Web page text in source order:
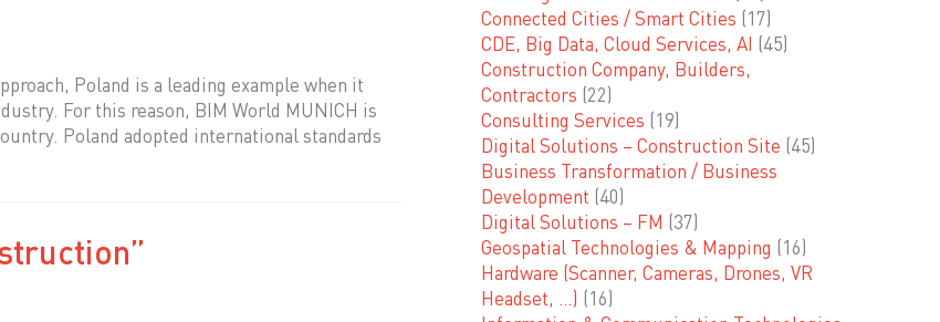
Poland is a leading example when it
For this reason, BIM World MUNICH is
Poland adopted international standards
Connected Cities / Smart Cities (17)
CDE, Big Data, Cloud Services, AI (45)
Construction Company, Builders,
Contractors (22)
Consulting Services (19)
Digital Solutions – Construction Site (45)
Business Transformation / Business
Development (40)
Digital Solutions – FM (37)
Geospatial Technologies & Mapping (16)
Hardware (Scanner, Cameras, Drones, VR
Headset, …) (16)